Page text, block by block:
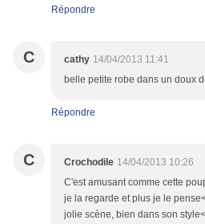
Répondre
C cathy 14/04/2013 11:41
belle petite robe dans un doux
Répondre
C Crochodile 14/04/2013 10:26
C'est amusant comme cette
je la regarde et plus je le
jolie scène, bien dans son